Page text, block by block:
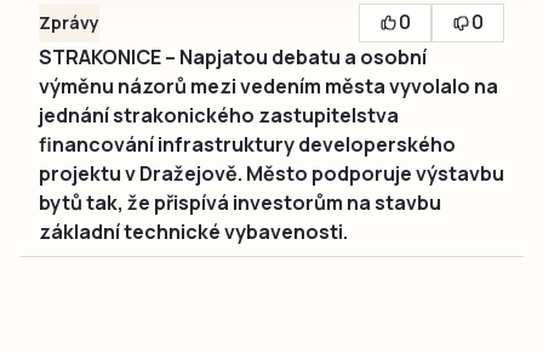
Zprávy 0
0
STRAKONICE – Napjatou debatu a osobní
výměnu názorů mezi vedením města vyvolalo na
jednání strakonického zastupitelstva
financování infrastruktury developerského
projektu v Dražejově. Město podporuje výstavbu
bytů tak, že přispívá investorům na stavbu
základní technické vybavenosti.